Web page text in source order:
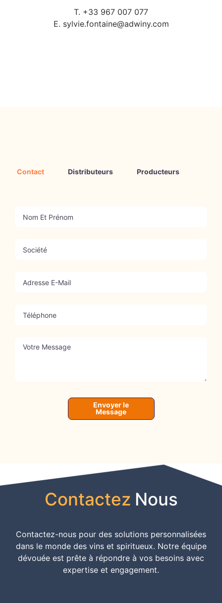
T. +33 967 007 077
E. sylvie.fontaine@adwiny.com
Contact Distributeurs Producteurs
Envoyer le
Message
Contactez Nous
Contactez-nous pour des solutions personnalisées
dans le monde des vins et spiritueux. Notre équipe
dévouée est prête à répondre à vos besoins avec
expertise et engagement.